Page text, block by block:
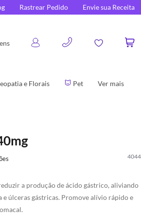
Rastrear Pedido Envie sua Receita
0
e Florais Pet Ver mais
4044
a produção de ácido gástrico, aliviando
e úlceras gástricas. Promove alívio rápido e